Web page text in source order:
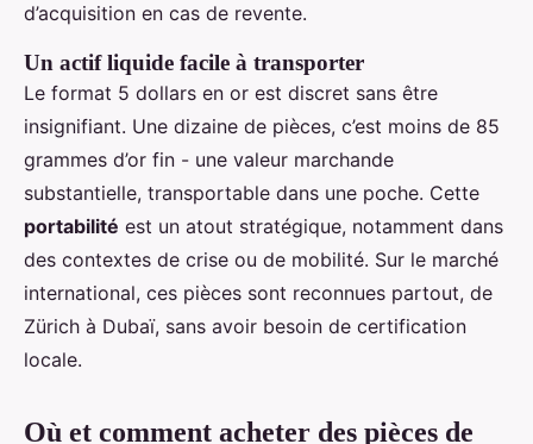
d’acquisition en cas de revente.
Un actif liquide facile à transporter
Le format 5 dollars en or est discret sans être
insignifiant. Une dizaine de pièces, c’est moins de 85
grammes d’or fin - une valeur marchande
substantielle, transportable dans une poche. Cette
portabilité est un atout stratégique, notamment dans
des contextes de crise ou de mobilité. Sur le marché
international, ces pièces sont reconnues partout, de
Zürich à Dubaï, sans avoir besoin de certification
locale.
Où et comment acheter des pièces de